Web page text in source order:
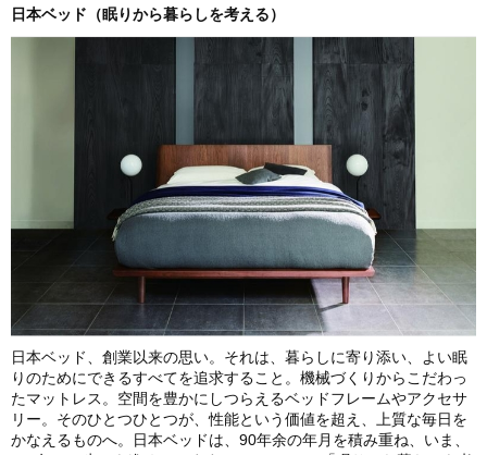
日本ベッド（眠りから暮らしを考える）
日本ベッド、創業以来の思い。それは、暮らしに寄り添い、よい眠
りのためにできるすべてを追求すること。機械づくりからこだわっ
たマットレス。空間を豊かにしつらえるベッドフレームやアクセサ
リー。そのひとつひとつが、性能という価値を超え、上質な毎日を
かなえるものへ。日本ベッドは、90年余の年月を積み重ね、いま、